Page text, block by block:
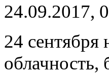
24.09.2017,
24 сентября
облачность,